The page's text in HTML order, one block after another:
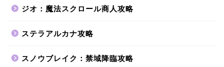
ジオ：魔法スクロール商人攻略
ステラアルカナ攻略
スノウブレイク：禁域降臨攻略